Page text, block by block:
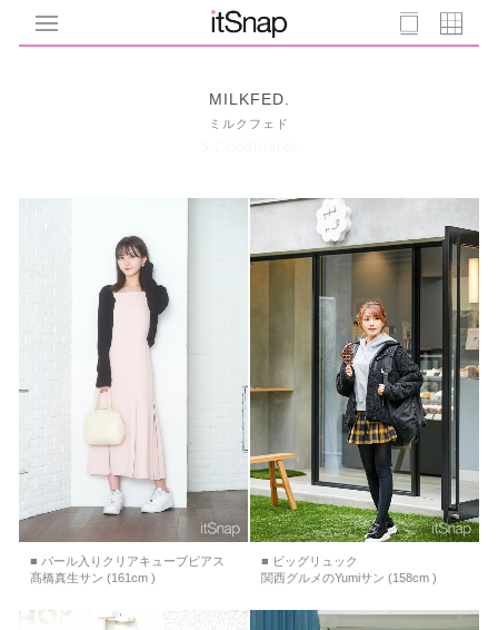
MILKFED.
ミルクフェド
5 Coodinates
■ パール入りクリアキューブピアス
髙橋真生サン (161cm )
■ ビッグリュック
関西グルメのYumiサン (158cm )